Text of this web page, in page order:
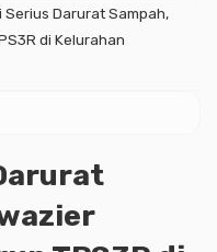
Serius Darurat Sampah,
di Kelurahan